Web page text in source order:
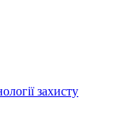
захисту